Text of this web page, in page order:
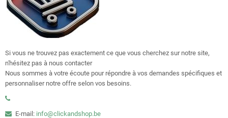
Si vous ne trouvez pas exactement ce que vous cherchez sur notre site,
n'hésitez pas à nous contacter
Nous sommes à votre écoute pour répondre à vos demandes spécifiques et
personnaliser notre offre selon vos besoins.
E-mail: info@clickandshop.be